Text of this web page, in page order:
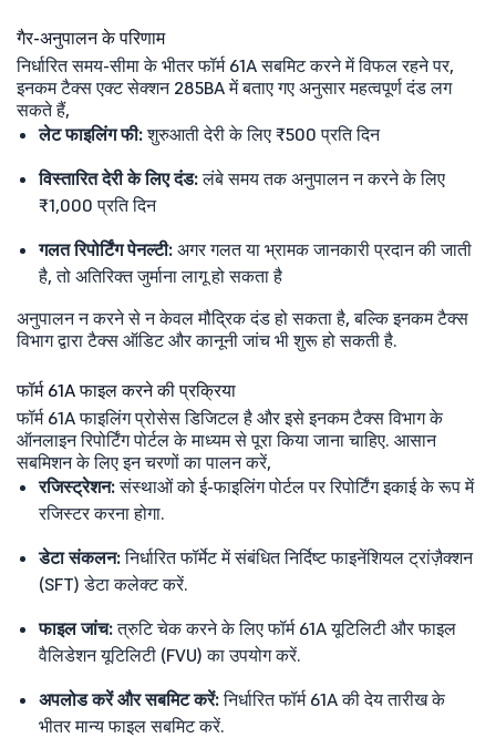
गैर-अनुपालन के परिणाम
निर्धारित समय-सीमा के भीतर फॉर्म 61A सबमिट करने में विफल रहने पर,
इनकम टैक्स एक्ट सेक्शन 285BA में बताए गए अनुसार महत्वपूर्ण दंड लग
सकते हैं,
लेट फाइलिंग फी:शुरुआती देरी के लिए ₹500 प्रति दिन
विस्तारित देरी के लिए दंड:लंबे समय तक अनुपालन न करने के लिए
₹1,000 प्रति दिन
गलत रिपोर्टिंग पेनल्टी: अगर गलत या भ्रामक जानकारी प्रदान की जाती
है, तो अतिरिक्त जुर्माना लागू हो सकता है
अनुपालन न करने से न केवल मौद्रिक दंड हो सकता है, बल्कि इनकम टैक्स
विभाग द्वारा टैक्स ऑडिट और कानूनी जांच भी शुरू हो सकती है.
फॉर्म 61A फाइल करने की प्रक्रिया
फॉर्म 61A फाइलिंग प्रोसेस डिजिटल है और इसे इनकम टैक्स विभाग के
ऑनलाइन रिपोर्टिंग पोर्टल के माध्यम से पूरा किया जाना चाहिए. आसान
सबमिशन के लिए इन चरणों का पालन करें,
रजिस्ट्रेशन:संस्थाओं को ई-फाइलिंग पोर्टल पर रिपोर्टिंग इकाई के रूप में
रजिस्टर करना होगा.
डेटा संकलन:निर्धारित फॉर्मेट में संबंधित निर्दिष्ट फाइनेंशियल ट्रांज़ैक्शन
(SFT) डेटा कलेक्ट करें.
फाइल जांच:त्रुटि चेक करने के लिए फॉर्म 61A यूटिलिटी और फाइल
वैलिडेशन यूटिलिटी (FVU) का उपयोग करें.
अपलोड करें और सबमिट करें:निर्धारित फॉर्म 61A की देय तारीख के
भीतर मान्य फाइल सबमिट करें.